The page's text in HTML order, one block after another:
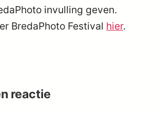
invulling geven.
BredaPhoto Festival hier.
reactie